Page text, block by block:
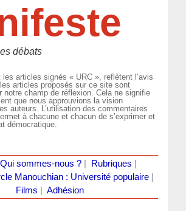
débats
articles signés « URC », reflètent l’avis
les articles proposés sur ce site sont
notre champ de réflexion. Cela ne signifie
que nous approuvions la vision
auteurs. L’utilisation des commentaires
à chacune et chacun de s’exprimer et
démocratique.
Qui sommes-nous ?| Rubriques
Manouchian : Université populaire
Films
Adhésion